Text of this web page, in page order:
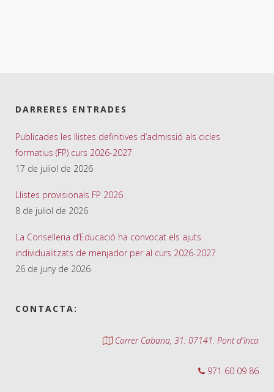
DARRERES ENTRADES
Publicades les llistes definitives d’admissió als cicles
formatius (FP) curs 2026-2027
17 de juliol de 2026
Llistes provisionals FP 2026
8 de juliol de 2026
La Conselleria d’Educació ha convocat els ajuts
individualitzats de menjador per al curs 2026-2027
26 de juny de 2026
CONTACTA:
Carrer Cabana, 31. 07141. Pont d'Inca
971 60 09 86